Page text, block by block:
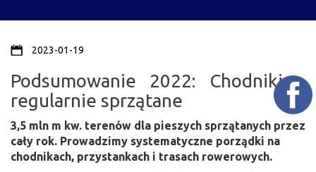
2023-01-19
Podsumowanie 2022: Chodniki –
regularnie sprzątane
3,5 mln m kw. terenów dla pieszych sprzątanych przez
cały rok. Prowadzimy systematyczne porządki na
chodnikach, przystankach i trasach rowerowych.